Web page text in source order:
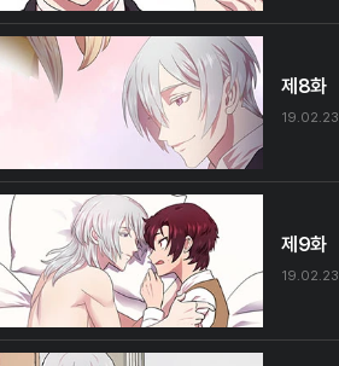
제8화
19.02.23
제9화
19.02.23